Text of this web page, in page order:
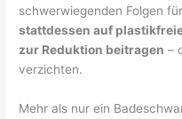
schwerwiegenden Folgen
stattdessen auf
zur Reduktion beitragen –
verzichten.
Mehr als nur ein